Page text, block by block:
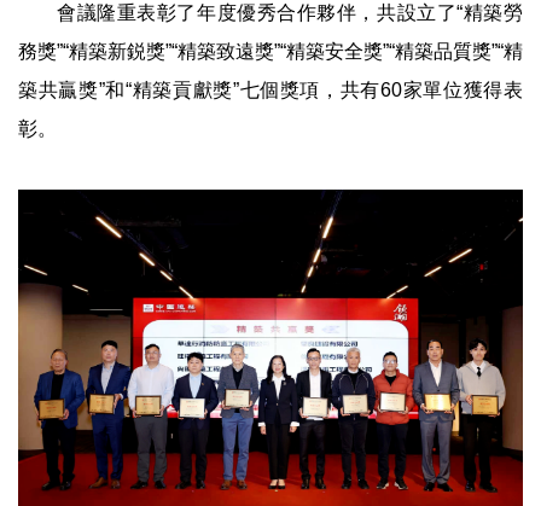
會議隆重表彰了年度優秀合作夥伴，共設立了“精築勞
務獎”“精築新鋭獎”“精築致遠獎”“精築安全獎”“精築品質獎”“精
築共贏獎”和“精築貢獻獎”七個獎項，共有60家單位獲得表
彰。